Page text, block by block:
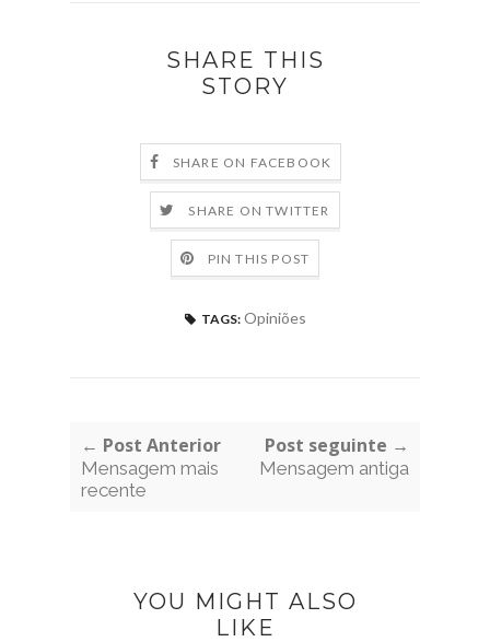
SHARE THIS
STORY
SHARE ON FACEBOOK
SHARE ON TWITTER
PIN THIS POST
TAGS: Opiniões
← Post Anterior
Mensagem mais
recente
Post seguinte →
Mensagem antiga
YOU MIGHT ALSO
LIKE